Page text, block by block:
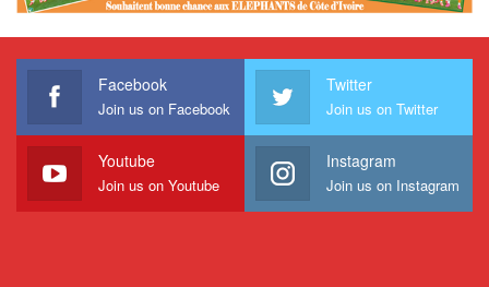
Facebook
Join us on Facebook
Twitter
Join us on Twitter
Youtube
Join us on Youtube
Instagram
Join us on Instagram